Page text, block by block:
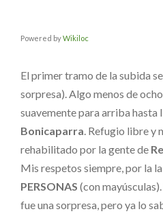
Powered byWikiloc
El primer tramo de la subida
sorpresa). Algo menos de
suavemente para arriba hasta
Bonicaparra. Refugio libre y
rehabilitado por la gente de
Mis respetos siempre, por la
PERSONAS (con
fue una sorpresa, pero ya lo